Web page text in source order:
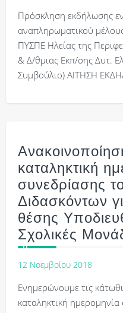
Πρόσκληση εκδήλωσης
αναπληρωματικού
ΠΥΣΠΕ Ηλείας της
& Δ/θμιας Εκπ/σης Δυτ.
Συμβούλιο) ΑΙΤΗΣΗ
καταληκτική
συνεδρίασης
Διδασκόντων
θέσης
Σχολικές
12 Νοεμβρίου 2018
Ενημερώνουμε τις
καταληκτική